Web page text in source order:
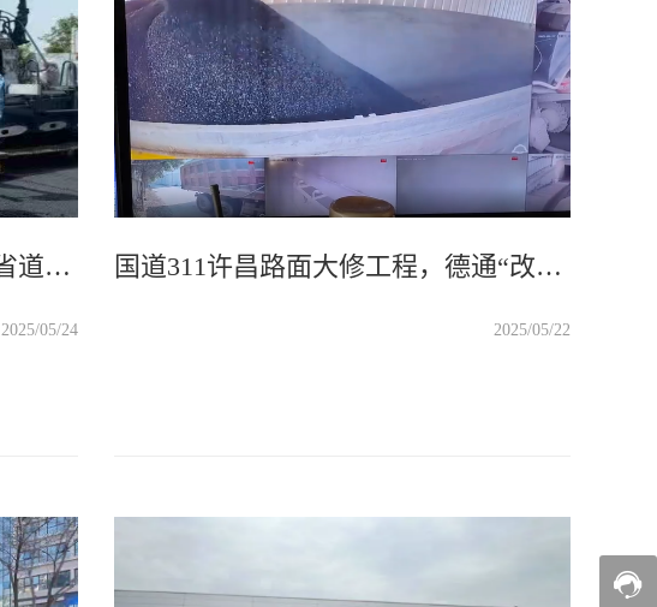
【典型案例】德通攻坚湖北重载省道项目：8 公分 11 米宽泡沫沥青面层再生，破解重载交通养护难题。
2025/05/24
国道311许昌路面大修工程，德通“改性沥青发泡+振动搅拌+泡沫沥青温拌”多项先进技术叠加应用，保障和提升路面大修工程质量
2025/05/22
